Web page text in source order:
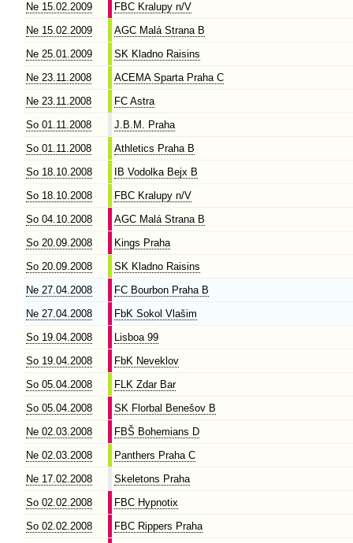
Ne 15.02.2009
FBC Kralupy n/V
Ne 15.02.2009
AGC Malá Strana B
Ne 25.01.2009
SK Kladno Raisins
Ne 23.11.2008
ACEMA Sparta Praha C
Ne 23.11.2008
FC Astra
So 01.11.2008
J.B.M. Praha
So 01.11.2008
Athletics Praha B
So 18.10.2008
IB Vodolka Bejx B
So 18.10.2008
FBC Kralupy n/V
So 04.10.2008
AGC Malá Strana B
So 20.09.2008
Kings Praha
So 20.09.2008
SK Kladno Raisins
Ne 27.04.2008
FC Bourbon Praha B
Ne 27.04.2008
FbK Sokol Vlašim
So 19.04.2008
Lisboa 99
So 19.04.2008
FbK Neveklov
So 05.04.2008
FLK Zdar Bar
So 05.04.2008
SK Florbal Benešov B
Ne 02.03.2008
FBŠ Bohemians D
Ne 02.03.2008
Panthers Praha C
Ne 17.02.2008
Skeletons Praha
So 02.02.2008
FBC Hypnotix
So 02.02.2008
FBC Rippers Praha